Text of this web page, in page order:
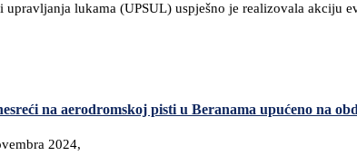
lukama (UPSUL) uspješno je realizovala akciju
na aerodromskoj pisti u Beranama upućeno na
2024,